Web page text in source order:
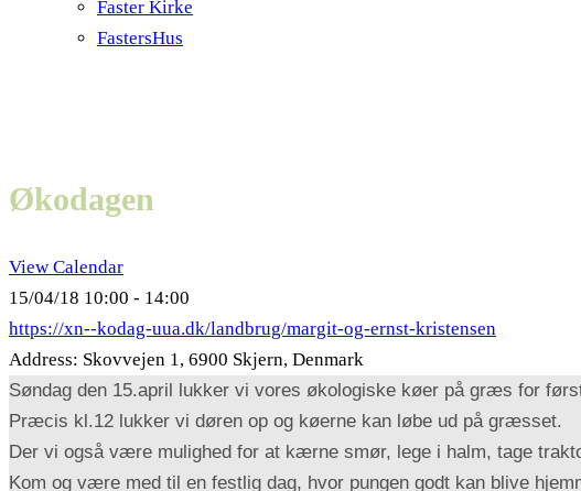
Faster Kirke
FastersHus
Økodagen
View Calendar
15/04/18 10:00 - 14:00
https://xn--kodag-uua.dk/landbrug/margit-og-ernst-kristensen
Address: Skovvejen 1, 6900 Skjern, Denmark
Søndag den 15.april lukker vi vores økologiske køer på græs for
Præcis kl.12 lukker vi døren op og køerne kan løbe ud på græsset.
Der vi også være mulighed for at kærne smør, lege i halm, tage
Kom og være med til en festlig dag, hvor pungen godt kan blive